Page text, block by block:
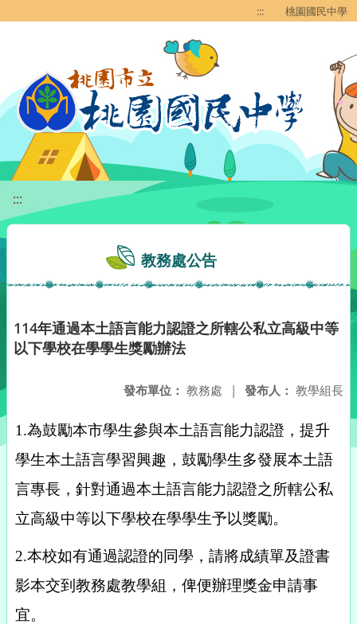
::: 桃園國民中學
:::
教務處公告
114年通過本土語言能力認證之所轄公私立高級中等
以下學校在學學生獎勵辦法
發布人： 教學組長
發布單位： 教務處 |
1.為鼓勵本市學生參與本土語言能力認證，提升
學生本土語言學習興趣，鼓勵學生多發展本土語
言專長，針對通過本土語言能力認證之所轄公私
立高級中等以下學校在學學生予以獎勵。
2.本校如有通過認證的同學，請將成績單及證書
影本交到教務處教學組，俾便辦理獎金申請事
宜。